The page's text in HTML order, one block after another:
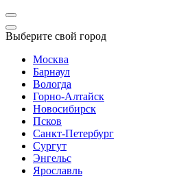
Выберите свой город
Москва
Барнаул
Вологда
Горно-Алтайск
Новосибирск
Псков
Санкт-Петербург
Сургут
Энгельс
Ярославль